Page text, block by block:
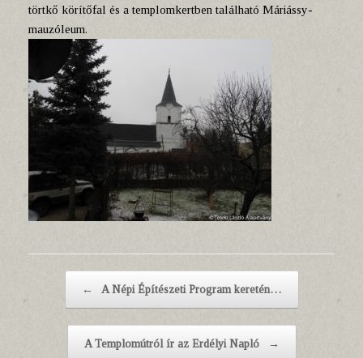
törtkő körítőfal és a templomkertben található Máriássy-
mauzóleum.
←
A Népi Építészeti Program keretén…
A Templomútról ír az Erdélyi Napló →